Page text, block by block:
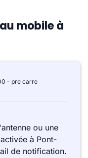
mobile à
- pre carre
ou une
à Pont-
de notification.